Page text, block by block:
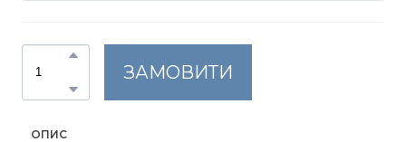
ЗАМОВИТИ
ОПИС